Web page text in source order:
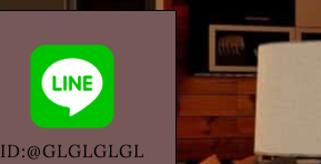
ID:@GLGLGLGL